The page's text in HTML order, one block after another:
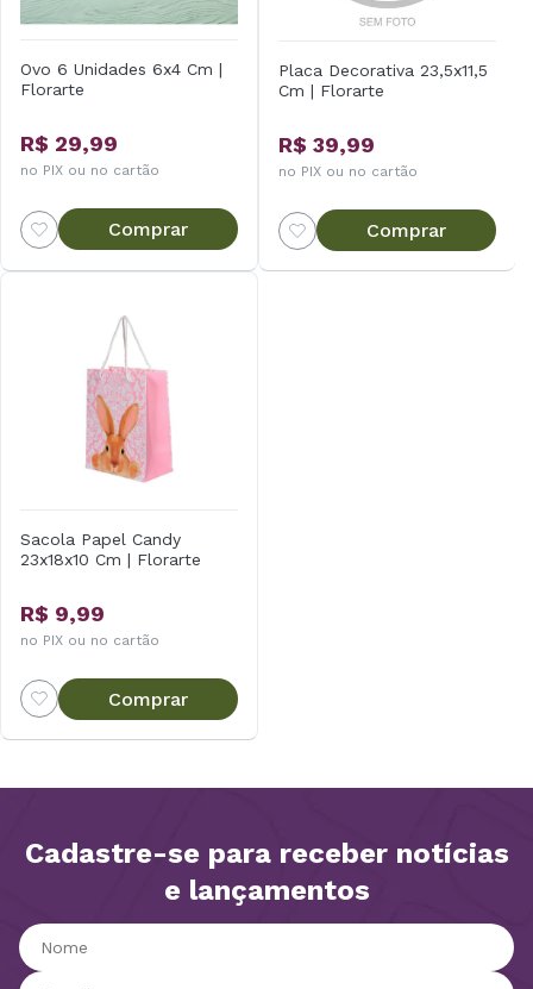
Ovo 6 Unidades 6x4 Cm |
Florarte
R$ 29,99
no PIX ou no cartão
Comprar
Placa Decorativa 23,5x11,5
Cm | Florarte
R$ 39,99
no PIX ou no cartão
Comprar
Sacola Papel Candy
23x18x10 Cm | Florarte
R$ 9,99
no PIX ou no cartão
Comprar
Cadastre-se para receber notícias
e lançamentos